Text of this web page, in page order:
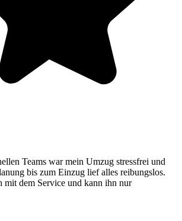
Teams war mein Umzug stressfrei und
bis zum Einzug lief alles reibungslos.
mit dem Service und kann ihn nur